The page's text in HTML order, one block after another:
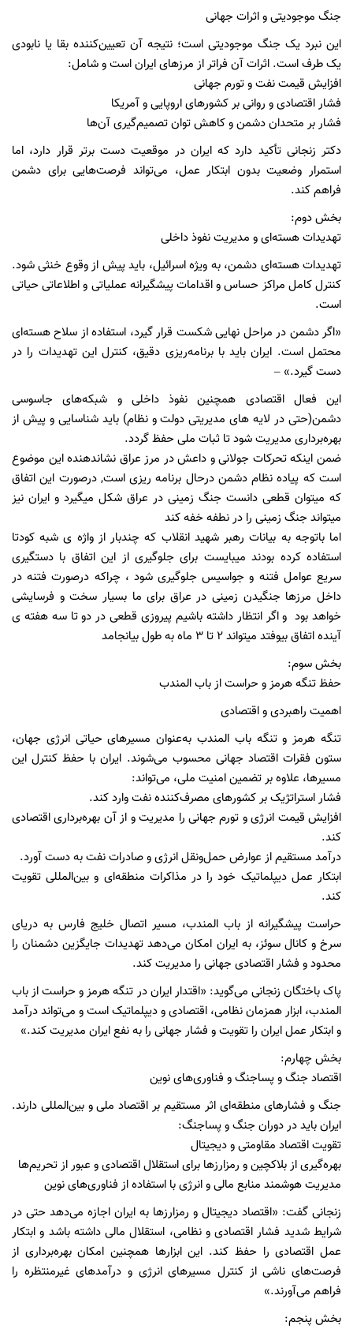
جنگ موجودیتی و اثرات جهانی
این نبرد یک جنگ موجودیتی است؛ نتیجه آن تعیین‌کننده بقا یا نابودی
یک طرف است. اثرات آن فراتر از مرزهای ایران است و شامل:
افزایش قیمت نفت و تورم جهانی
فشار اقتصادی و روانی بر کشورهای اروپایی و آمریکا
فشار بر متحدان دشمن و کاهش توان تصمیم‌گیری آن‌ها
دکتر زنجانی تأکید دارد که ایران در موقعیت دست برتر قرار دارد، اما
استمرار وضعیت بدون ابتکار عمل، می‌تواند فرصت‌هایی برای دشمن
فراهم کند.
بخش دوم:
تهدیدات هسته‌ای و مدیریت نفوذ داخلی
تهدیدات هسته‌ای دشمن، به ویژه اسرائیل، باید پیش از وقوع خنثی شود.
کنترل کامل مراکز حساس و اقدامات پیشگیرانه عملیاتی و اطلاعاتی حیاتی
است.
«اگر دشمن در مراحل نهایی شکست قرار گیرد، استفاده از سلاح هسته‌ای
محتمل است. ایران باید با برنامه‌ریزی دقیق، کنترل این تهدیدات را در
دست گیرد.» –
اين فعال اقتصادى همچنین نفوذ داخلی و شبکه‌های جاسوسی
دشمن(حتى در لايه هاى مديريتى دولت و نظام) باید شناسایی و پیش از
بهره‌برداری مدیریت شود تا ثبات ملی حفظ گردد.
ضمن اينكه تحركات جولانى و داعش در مرز عراق نشاندهنده اين موضوع
است كه پياده نظام دشمن درحال برنامه ريزى است, درصورت اين اتفاق
كه ميتوان قطعى دانست جنگ زمينى در عراق شكل ميگيرد و ايران نيز
ميتواند جنگ زمينى را در نطفه خفه كند
اما باتوجه به بيانات رهبر شهيد انقلاب كه چندبار از واژه ى شبه كودتا
استفاده كرده بودند ميبايست براى جلوگيرى از اين اتفاق با دستگيرى
سريع عوامل فتنه و جواسيس جلوگيرى شود ، چراكه درصورت فتنه در
داخل مرزها جنگيدن زمينى در عراق براى ما بسيار سخت و فرسايشى
خواهد بود و اگر انتظار داشته باشيم پيروزى قطعى در دو تا سه هفته ى
آينده اتفاق بيوفتد ميتواند ٢ تا ٣ ماه به طول بيانجامد
بخش سوم:
حفظ تنگه هرمز و حراست از باب المندب
اهمیت راهبردی و اقتصادی
تنگه هرمز و تنگه باب المندب به‌عنوان مسیرهای حیاتی انرژی جهان،
ستون فقرات اقتصاد جهانی محسوب می‌شوند. ایران با حفظ کنترل این
مسیرها، علاوه بر تضمین امنیت ملی، می‌تواند:
فشار استراتژیک بر کشورهای مصرف‌کننده نفت وارد کند.
افزایش قیمت انرژی و تورم جهانی را مدیریت و از آن بهره‌برداری اقتصادی
کند.
درآمد مستقیم از عوارض حمل‌ونقل انرژی و صادرات نفت به دست آورد.
ابتکار عمل دیپلماتیک خود را در مذاکرات منطقه‌ای و بین‌المللی تقویت
کند.
حراست پیشگیرانه از باب المندب، مسیر اتصال خلیج فارس به دریای
سرخ و کانال سوئز، به ایران امکان می‌دهد تهدیدات جایگزین دشمنان را
محدود و فشار اقتصادی جهانی را مدیریت کند.
پاک باختگان زنجانی می‌گوید: «اقتدار ایران در تنگه هرمز و حراست از باب
المندب، ابزار همزمان نظامی، اقتصادی و دیپلماتیک است و می‌تواند درآمد
و ابتکار عمل ایران را تقویت و فشار جهانی را به نفع ایران مدیریت کند.»
بخش چهارم:
اقتصاد جنگ و پساجنگ و فناوری‌های نوین
جنگ و فشارهای منطقه‌ای اثر مستقیم بر اقتصاد ملی و بین‌المللی دارند.
ایران باید در دوران جنگ و پساجنگ:
تقويت اقتصاد مقاومتی و دیجیتال
بهره‌گیری از بلاکچین و رمزارزها برای استقلال اقتصادی و عبور از تحریم‌ها
مدیریت هوشمند منابع مالی و انرژی با استفاده از فناوری‌های نوین
زنجانی گفت: «اقتصاد دیجیتال و رمزارزها به ایران اجازه می‌دهد حتی در
شرایط شدید فشار اقتصادی و نظامی، استقلال مالی داشته باشد و ابتکار
عمل اقتصادی را حفظ کند. این ابزارها همچنین امکان بهره‌برداری از
فرصت‌های ناشی از کنترل مسیرهای انرژی و درآمدهای غیرمنتظره را
فراهم می‌آورند.»
بخش پنجم: